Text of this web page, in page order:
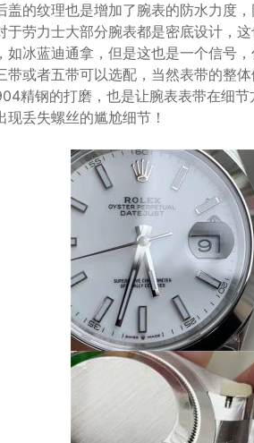
盖的纹理也是增加了腕表的防水力度
于劳力士大部分腕表都是密底设计，
如冰蓝迪通拿，但是这也是一个信号
带或者五带可以选配，当然表带的整
精钢的打磨，也是让腕表表带在细
丢失螺丝的尴尬细节！